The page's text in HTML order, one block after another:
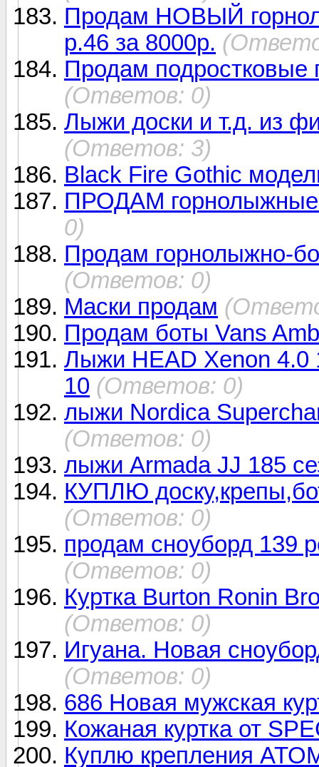
Продам НОВЫЙ
р.46 за 8000р.
Продам подростковые
(Ответов: 0)
Лыжи доски и т.д. из
(Ответов: 3)
Black Fire Gothic
ПРОДАМ горнолыжные
0)
Продам горнолыжно-
(Ответов: 0)
Маски продам
Продам боты Vans
Лыжи HEAD Xenon 4.0
10 (Ответов: 0)
лыжи Nordica
(Ответов: 0)
лыжи Armada JJ 185
КУПЛЮ
(Ответов: 0)
продам сноуборд 139
(Ответов: 0)
Куртка Burton Ronin
(Ответов: 0)
Игуана. Новая
(Ответов: 0)
686 Новая мужская
Кожаная куртка от
Куплю крепления